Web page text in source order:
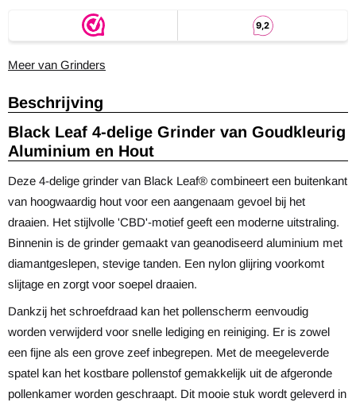
Meer van Grinders
Beschrijving
Black Leaf 4-delige Grinder van Goudkleurig
Aluminium en Hout
Deze 4-delige grinder van Black Leaf® combineert een buitenkant
van hoogwaardig hout voor een aangenaam gevoel bij het
draaien. Het stijlvolle 'CBD'-motief geeft een moderne uitstraling.
Binnenin is de grinder gemaakt van geanodiseerd aluminium met
diamantgeslepen, stevige tanden. Een nylon glijring voorkomt
slijtage en zorgt voor soepel draaien.
Dankzij het schroefdraad kan het pollenscherm eenvoudig
worden verwijderd voor snelle lediging en reiniging. Er is zowel
een fijne als een grove zeef inbegrepen. Met de meegeleverde
spatel kan het kostbare pollenstof gemakkelijk uit de afgeronde
pollenkamer worden geschraapt. Dit mooie stuk wordt geleverd in